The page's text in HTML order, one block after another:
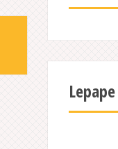
Lepape